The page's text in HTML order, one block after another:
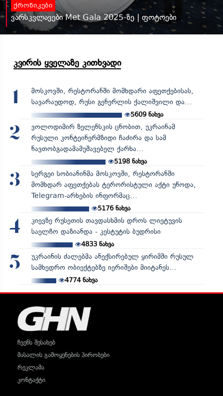
ქრონიკები
ვარსკვლავები Met Gala 2025-ზე | ფოტოები
კვირის ყველაზე კითხვადი
1
მოსკოვში, რესტორანში მომხდარი აფეთქებისას,
სავარაუდოდ, რუსი გენერლის ქალიშვილი და...
5609 ნახვა
2
ვოლოდიმირ ზელენსკის ცნობით, უკრაინამ
რუსული კონტეინერმზიდი ჩაძირა და სამ
ნავთობგადამამუშავებელ ქარხა...
5198ნახვა
3
სერგეი სობიანინმა მოსკოვში, რესტორანში
მომხდარ აფეთქებას ტერორისტული აქტი უწოდა,
Telegram-არხების ინფორმაც...
5176ნახვა
4
კიევზე რუსეთის თავდასხმის დროს ლიეტუვის
საელჩო დაზიანდა - კესტუტის ბუდრისი
4833ნახვა
5
უკრაინის ძალებმა ანექსირებულ ყირიმში რუსულ
სამხედრო ობიექტებზე იერიშები მიიტანეს...
4774ნახვა
ჩვენს შესახებ
მასალის გამოყენების პირობები
რეკლამა
კონტაქტი